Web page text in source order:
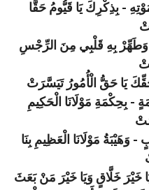
- بِذِكْرِكَ يَا قَيُّومُ حَقًّا
وَطَهِّرْ بِهِ قَلْبِي مِنَ الرِّجْسِ
يَا حَقُّ الْأُمُورُ تَيَسَّرَتْ
بِحِكْمَةِ مَوْلَانَا الْحَكِيمِ
وَهَيْبَةُ مَوْلَانَا الْعَظِيمِ بِنَا
خَيْرَ خَلَّاقٍ وَيَا خَيْرَ مَنْ بَعَثَ